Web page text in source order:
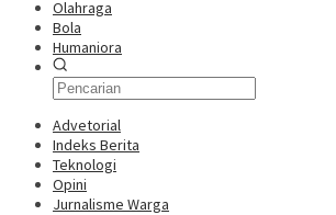
Olahraga
Bola
Humaniora
Advetorial
Indeks Berita
Teknologi
Opini
Jurnalisme Warga